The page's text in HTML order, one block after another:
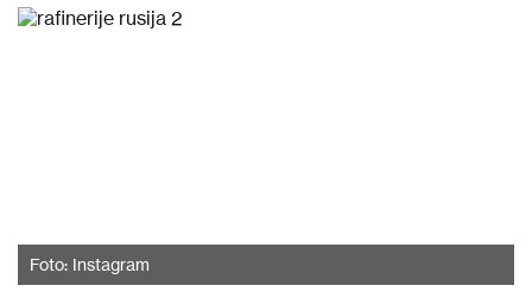
Foto: Instagram